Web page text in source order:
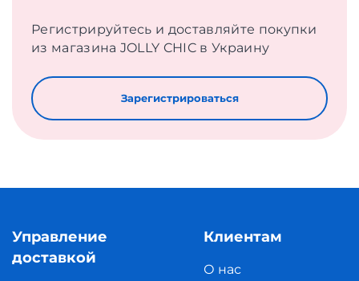
Регистрируйтесь и доставляйте покупки
из магазина JOLLY CHIC в Украину
Зарегистрироваться
Управление
доставкой
Клиентам
О нас